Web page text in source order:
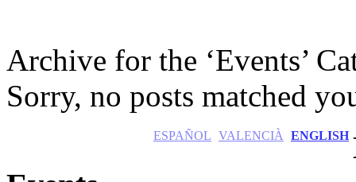
Archive for the ‘Events’
Sorry, no posts matched
ESPAÑOL VALENCIÀ ENGLISH